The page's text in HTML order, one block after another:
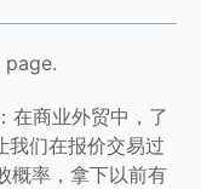
在商业外贸中，了
我们在报价交易过
概率，拿下以前有